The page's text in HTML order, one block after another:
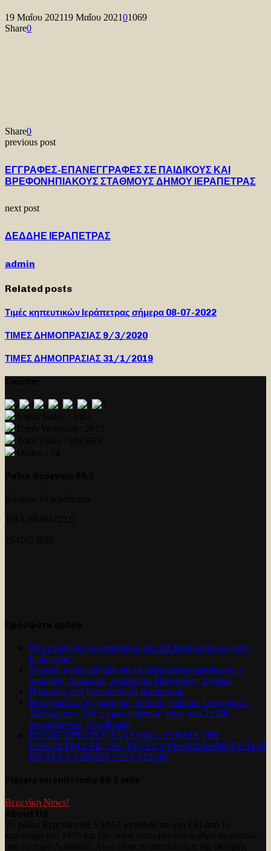
19 Μαΐου 202119 Μαΐου 202101069
Share0
Share0
previous post
ΕΓΓΡΑΦΕΣ-ΕΠΑΝΕΓΓΡΑΦΕΣ ΣΕ ΠΑΙΔΙΚΟΥΣ ΚΑΙ
ΒΡΕΦΟΝΗΠΙΑΚΟΥΣ ΣΤΑΘΜΟΥΣ ΔΗΜΟΥ ΙΕΡΑΠΕΤΡΑΣ
next post
ΔΕΔΔΗΕ ΙΕΡΑΠΕΤΡΑΣ
admin
Related posts
Τιμές κηπευτικών Ιεράπετρας σήμερα 08-07-2022
ΤΙΜΕΣ ΔΗΜΟΠΡΑΣΙΑΣ 9/3/2020
ΤΙΜΕΣ ΔΗΜΟΠΡΑΣΙΑΣ 31/1/2019
Νέα εποχή για το καταστημα της ΑΒ Βασιλόπουλος στην
Ιεράπετρα!
61 εκατ. ευρώ στήριξη για τα λιπάσματα ανακοίνωσε ο
υπουργός Αγροτικής Ανάπτυξης Μαργαρίτης Σχοινάς
Πυρκαγια στο Κουτσουναρι Ιεραπετρας.
Βενεζουέλα: Ο χειρότερος σεισμός εδώ και 126 χρόνια –
Τουλάχιστον 164 νεκροί, ψάχνουν πάνω από 21.000
αγνοούμενους (pics&vids)
ΠΑΝΗΓΥΡΊΖΟΥΝ ΤΑ ΓΕΝΙΚΑ ΛΥΚΕΙΑ ΤΗΣ
ΙΕΡΑΠΕΤΡΑΣ ΜΕ 33% ΣΤΟΥΣ ΥΨΗΛΟΒΑΘΜΟΥΣ ΤΩΝ
ΠΑΝΕΛΛΑΔΙΚΩΝ ΕΞΕΤΑΣΕΩΝ
Βερενίκη News!